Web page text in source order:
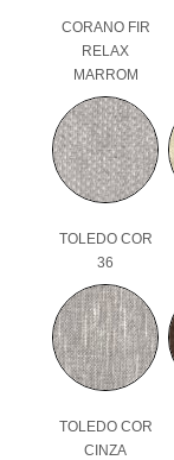
CORANO FIR
RELAX
MARROM
TOLEDO COR
36
TOLEDO COR
CINZA